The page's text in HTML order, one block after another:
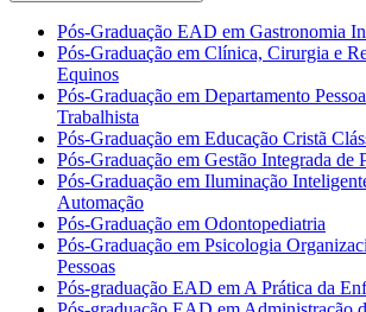
Pós-Graduação EAD em Gastronomia
Pós-Graduação em Clínica, Cirurgia e
Equinos
Pós-Graduação em Departamento
Trabalhista
Pós-Graduação em Educação Cristã
Pós-Graduação em Gestão Integrada de
Pós-Graduação em Iluminação
Automação
Pós-Graduação em Odontopediatria
Pós-Graduação em Psicologia
Pessoas
Pós-graduação EAD em A Prática da